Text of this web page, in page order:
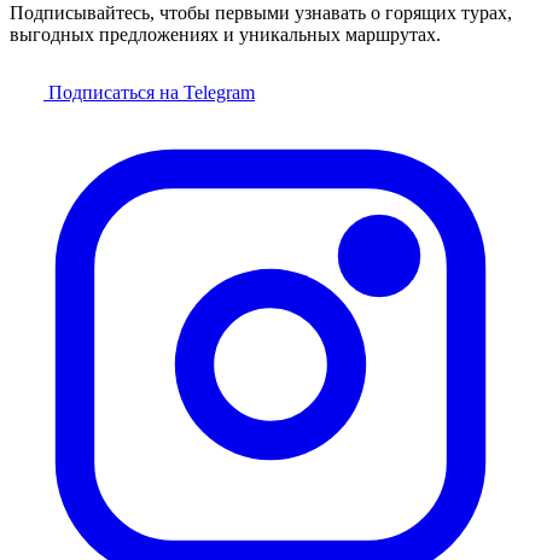
Подписывайтесь, чтобы первыми узнавать о горящих турах,
выгодных предложениях и уникальных маршрутах.
Подписаться на Telegram